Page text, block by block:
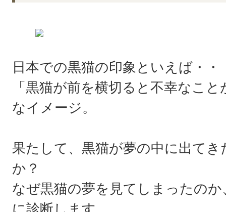
日本での黒猫の印象といえば・・
「黒猫が前を横切ると不幸なこ
なイメージ。
果たして、黒猫が夢の中に出て
か？
なぜ黒猫の夢を見てしまったの
に診断します。